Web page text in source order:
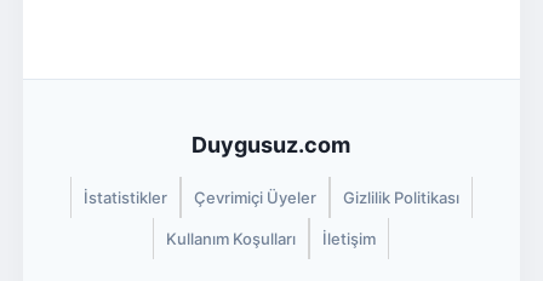
Duygusuz.com
İstatistikler Çevrimiçi Üyeler Gizlilik Politikası
Kullanım Koşulları İletişim